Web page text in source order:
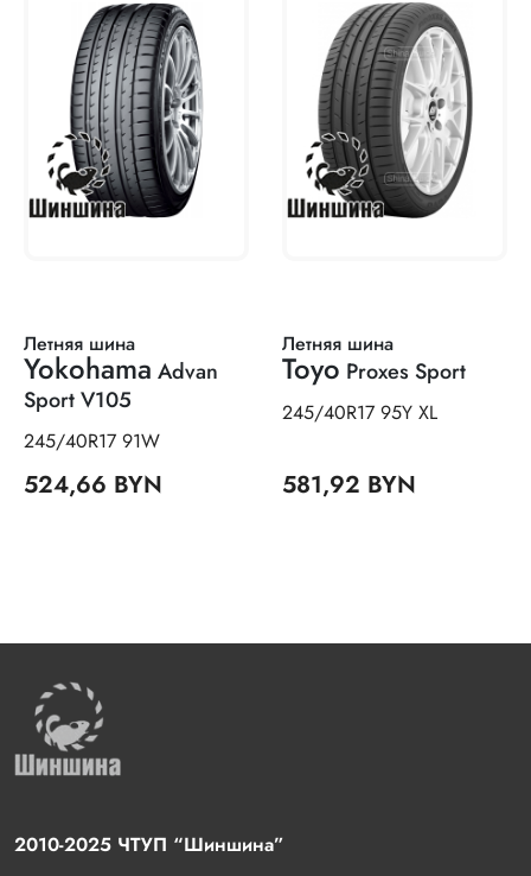
Летняя шина
Yokohama Advan
Sport V105
245/40R17 91W
524,66 BYN
Летняя шина
Toyo Proxes Sport
245/40R17 95Y XL
581,92 BYN
2010-2025 ЧТУП “Шиншина”